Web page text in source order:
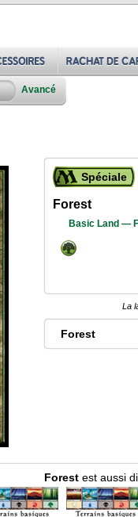
Avancé
Spéciale
Forest
Basic Land —
La
Forest
Forest est aussi